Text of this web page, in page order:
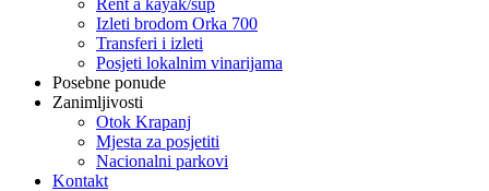
Rent a kayak/sup
Izleti brodom Orka 700
Transferi i izleti
Posjeti lokalnim vinarijama
Posebne ponude
Zanimljivosti
Otok Krapanj
Mjesta za posjetiti
Nacionalni parkovi
Kontakt